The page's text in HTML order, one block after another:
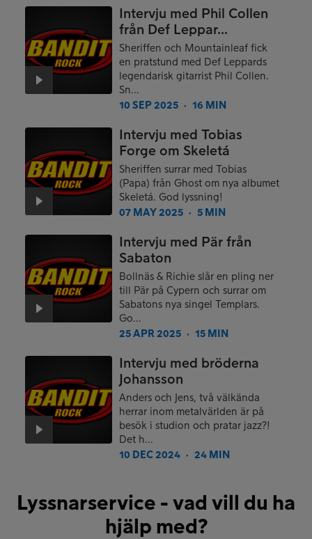
Intervju med Phil Collen
från Def Leppar...
Sheriffen och Mountainleaf fick
en pratstund med Def Leppards
legendarisk gitarrist Phil Collen.
Sn...
10 SEP 2025
● 16 MIN
Intervju med Tobias
Forge om Skeletá
Sheriffen surrar med Tobias
(Papa) från Ghost om nya albumet
Skeletá. God lyssning!
07 MAY 2025
● 5 MIN
Intervju med Pär från
Sabaton
Bollnäs & Richie slår en pling ner
till Pär på Cypern och surrar om
Sabatons nya singel Templars.
Go...
25 APR 2025
● 15 MIN
Intervju med bröderna
Johansson
Anders och Jens, två välkända
herrar inom metalvärlden är på
besök i studion och pratar jazz?!
Det h...
10 DEC 2024
● 24 MIN
Lyssnarservice - vad vill du ha
hjälp med?